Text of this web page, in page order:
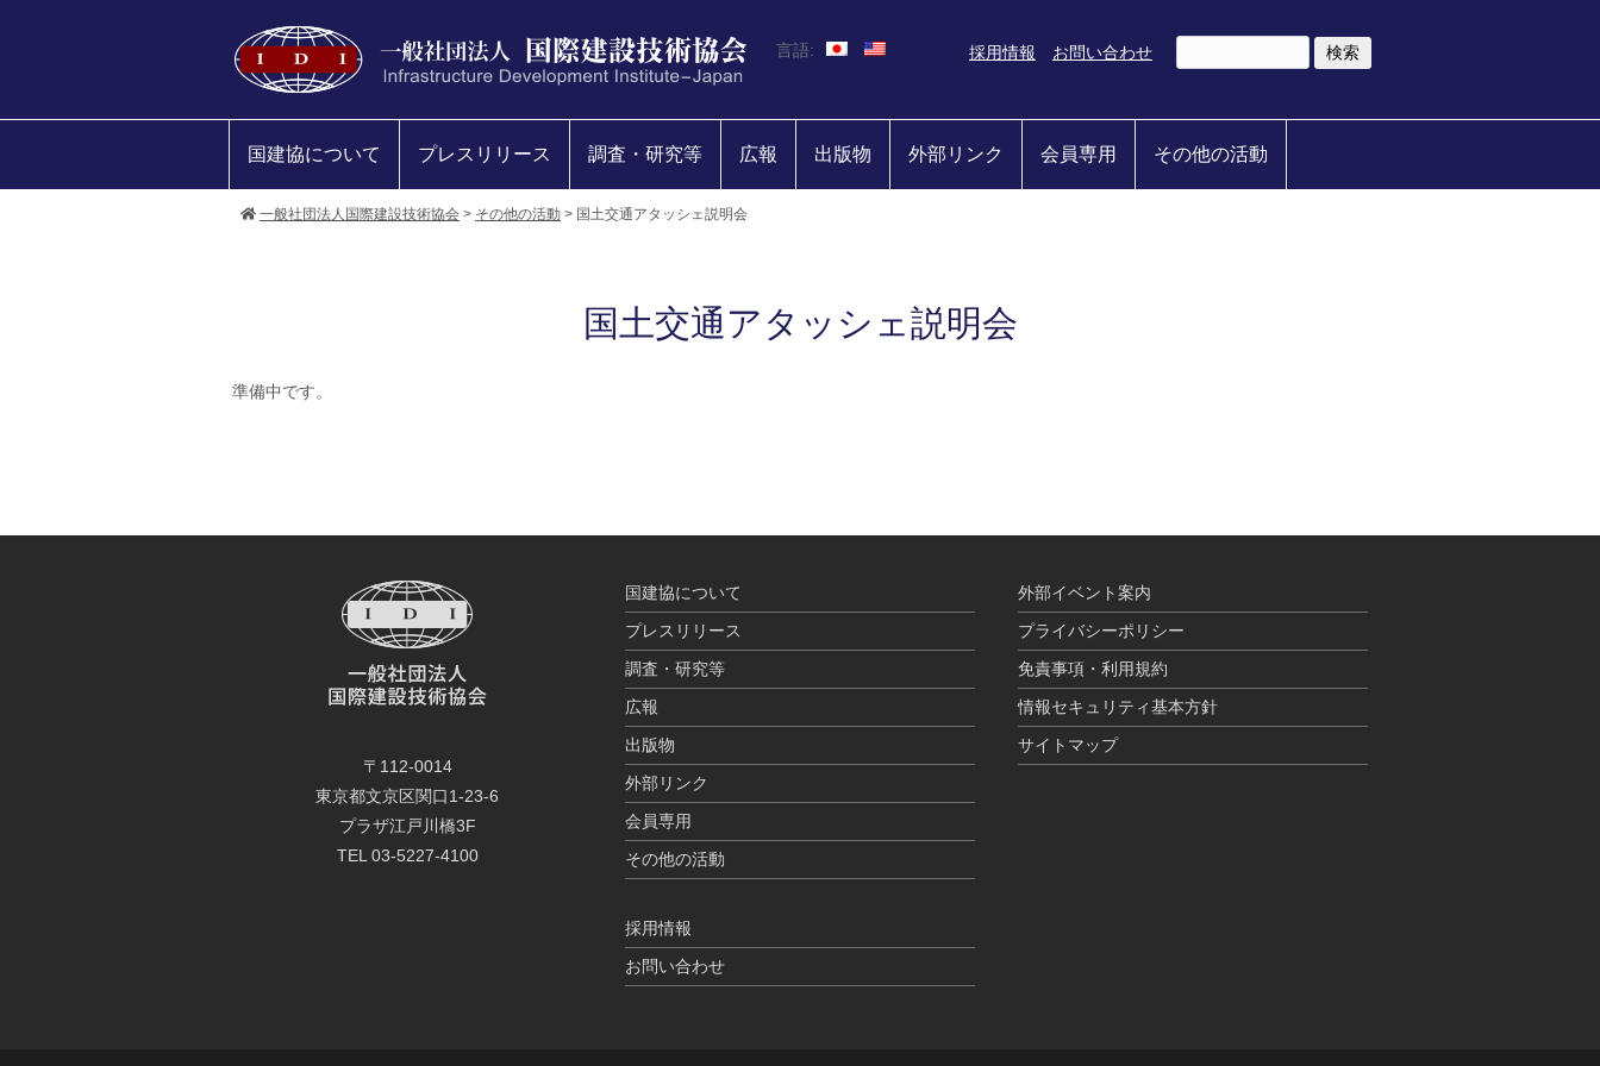
言語: 採用情報 お問い合わせ
国建協について プレスリリース 調査・研究等 広報 出版物 外部リンク 会員専用 その他の活動
一般社団法人国際建設技術協会 > その他の活動 > 国土交通アタッシェ説明会
国土交通アタッシェ説明会
準備中です。
〒112-0014
東京都文京区関口1-23-6
プラザ江戸川橋3F
TEL 03-5227-4100
国建協について
プレスリリース
調査・研究等
広報
出版物
外部リンク
会員専用
その他の活動
採用情報
お問い合わせ
外部イベント案内
プライバシーポリシー
免責事項・利用規約
情報セキュリティ基本方針
サイトマップ